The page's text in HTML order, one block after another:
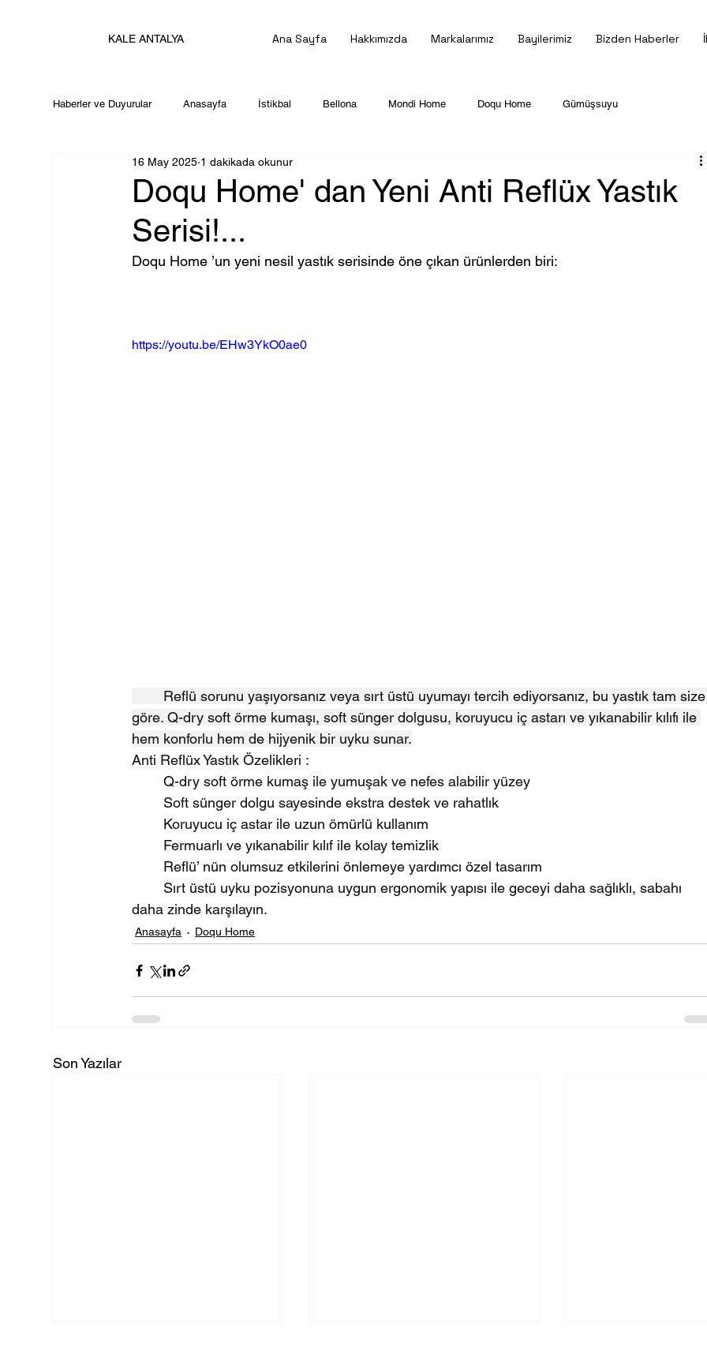
KALE ANTALYA Ana Sayfa Hakkımızda Markalarımız Bayilerimiz Bizden Haberler
Haberler ve Duyurular Anasayfa İstikbal Bellona Mondi Home Doqu Home Gümüşsuyu
Doqu Home' dan Yeni Anti Reflüx Yastık
Serisi!...
16 May 2025 1 dakikada okunur
Doqu Home ’un yeni nesil yastık serisinde öne çıkan ürünlerden biri:
https://youtu.be/EHw3YkO0ae0
göre. Q-dry soft örme kumaşı, soft sünger dolgusu, koruyucu iç astarı ve yıkanabilir kılıfı ile
hem konforlu hem de hijyenik bir uyku sunar.
Anti Reflüx Yastık Özelikleri :
	Q-dry soft örme kumaş ile yumuşak ve nefes alabilir yüzey
	Soft sünger dolgu sayesinde ekstra destek ve rahatlık
	Koruyucu iç astar ile uzun ömürlü kullanım
	Fermuarlı ve yıkanabilir kılıf ile kolay temizlik
	Reflü’ nün olumsuz etkilerini önlemeye yardımcı özel tasarım
daha zinde karşılayın.
Anasayfa Doqu Home
Son Yazılar